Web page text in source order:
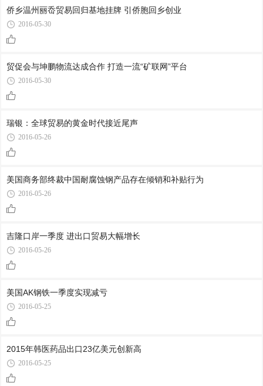
侨乡温州丽岙贸易回归基地挂牌 引侨胞回乡创业
2016-05-30
贸促会与坤鹏物流达成合作 打造一流“矿联网”平台
2016-05-30
瑞银：全球贸易的黄金时代接近尾声
2016-05-26
美国商务部终裁中国耐腐蚀钢产品存在倾销和补贴行为
2016-05-26
吉隆口岸一季度 进出口贸易大幅增长
2016-05-26
美国AK钢铁一季度实现减亏
2016-05-25
2015年韩医药品出口23亿美元创新高
2016-05-25